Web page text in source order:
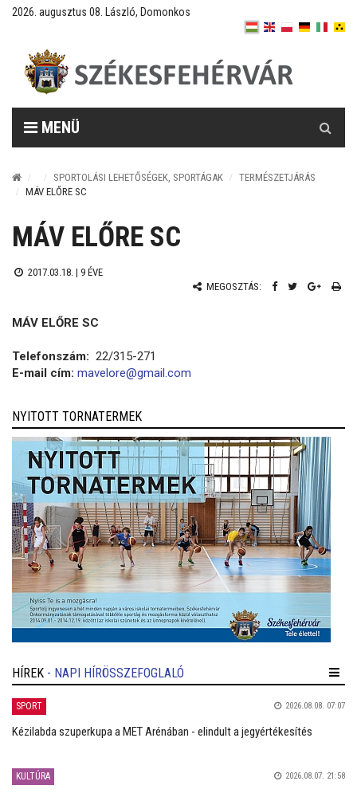
2026. augusztus 08. László, Domonkos
MENÜ
SPORTOLÁSI LEHETŐSÉGEK, SPORTÁGAK
TERMÉSZETJÁRÁS
MÁV ELŐRE SC
MÁV ELŐRE SC
2017.03.18. | 9 ÉVE
MEGOSZTÁS:
MÁV ELŐRE SC
Telefonszám: 22/315-271
E-mail cím: mavelore@gmail.com
NYITOTT TORNATERMEK
HÍREK - NAPI HÍRÖSSZEFOGLALÓ
SPORT 2026.08.08. 07:07
Kézilabda szuperkupa a MET Arénában - elindult a jegyértékesítés
KULTÚRA 2026.08.07. 21:58